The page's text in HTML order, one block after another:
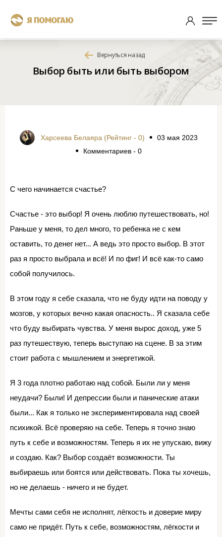
Вернуться назад
Выбор быть или быть выбором
Харсеева Белаяра (Рейтинг - 0)
03 мая 2023
Комментариев - 0
С чего начинается счастье?
Счастье - это выбор! Я очень люблю путешествовать, но!
Раньше у меня, то дел много, то ребенка не с кем
оставить, то денег нет... А ведь это просто выбор. В этот
раз я просто выбрала и всё! И по фиг! И всё как-то само
собой получилось.
В этом году я себе сказала, что не буду идти на поводу у
мозгов, у которых вечно какая опасность.. Я сказала себе
что буду выбирать чувства. У меня вырос доход, уже 5
раз путешествую, теперь выступаю на сцене. В за этим
стоит работа с мышлением и энергетикой.
Я 3 года плотно работаю над собой. Были ли у меня
неудачи? Были! И депрессии были и панические атаки
были... Как я только не экспериментировала над своей
психикой. Всё проверяю на себе. Теперь я точно знаю
путь к себе и возможностям. Теперь я их не упускаю, вижу
и создаю. Как? Выбор создаёт возможности. Ты
выбираешь или боятся или действовать. Пока ты хочешь,
но не делаешь - ничего и не будет.
Мечты сами себя не исполнят, лёгкость и доверие миру
само не придёт. Путь к себе, возможностям, лёгкости и